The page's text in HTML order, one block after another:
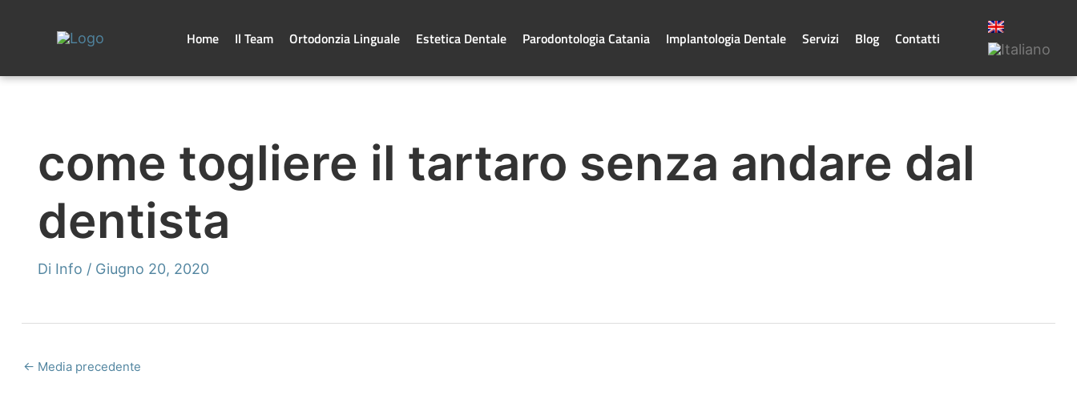
contenuto
Home Il Team Ortodonzia Linguale Estetica Dentale Parodontologia Catania Implantologia Dentale Servizi Blog Contatti
come togliere il tartaro senza andare dal
dentista
Di Info / Giugno 20, 2020
← Media precedente